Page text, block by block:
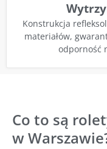
Konstrukcja
materiałów,
odporność
Co to są
w